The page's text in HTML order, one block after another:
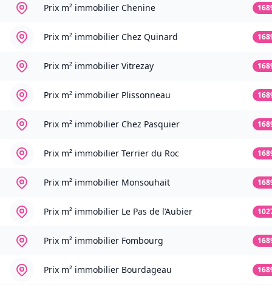
Prix m² immobilier Chenine
Prix m² immobilier Chez Quinard
Prix m² immobilier Vitrezay
Prix m² immobilier Plissonneau
Prix m² immobilier Chez Pasquier
Prix m² immobilier Terrier du Roc
Prix m² immobilier Monsouhait
Prix m² immobilier Le Pas de l’Aubier
Prix m² immobilier Fombourg
Prix m² immobilier Bourdageau